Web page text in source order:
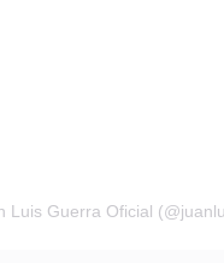
Luis Guerra Oficial